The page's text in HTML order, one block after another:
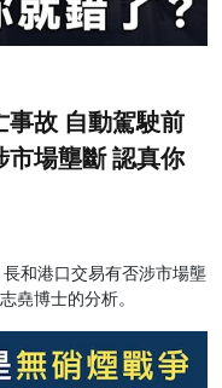
事故 自動駕駛前
市場壟斷 認真你
和港口交易有否涉市場壟
堯博士的分析。